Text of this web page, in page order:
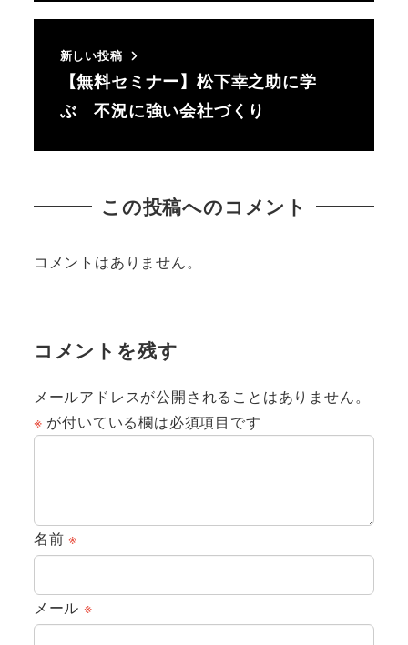
新しい投稿
【無料セミナー】松下幸之助に学
ぶ 不況に強い会社づくり
この投稿へのコメント
コメントはありません。
コメントを残す
メールアドレスが公開されることはありません。
※ が付いている欄は必須項目です
名前※
メール ※